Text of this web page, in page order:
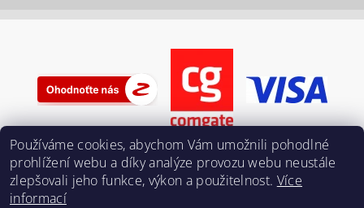
Používáme cookies, abychom Vám umožnili pohodlné
prohlížení webu a díky analýze provozu webu neustále
zlepšovali jeho funkce, výkon a použitelnost. Více
informací